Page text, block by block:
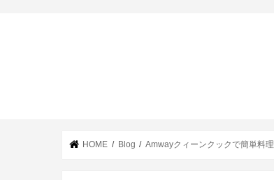
HOME Blog Amwayクィーンクックで簡単料理